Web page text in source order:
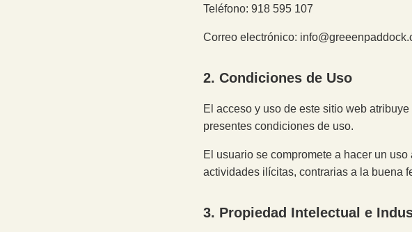
Teléfono: 918 595 107
Correo electrónico:
2. Condiciones de Uso
El acceso y uso de este sitio web
presentes condiciones de uso.
El usuario se compromete a hacer un
actividades ilícitas, contrarias a la buena
3. Propiedad Intelectual e